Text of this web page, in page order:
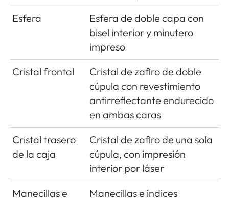
Esfera
Esfera de doble capa con
bisel interior y minutero
impreso
Cristal frontal
Cristal de zafiro de doble
cúpula con revestimiento
antirreflectante endurecido
en ambas caras
Cristal trasero
de la caja
Cristal de zafiro de una sola
cúpula, con impresión
interior por láser
Manecillas e
Manecillas e índices